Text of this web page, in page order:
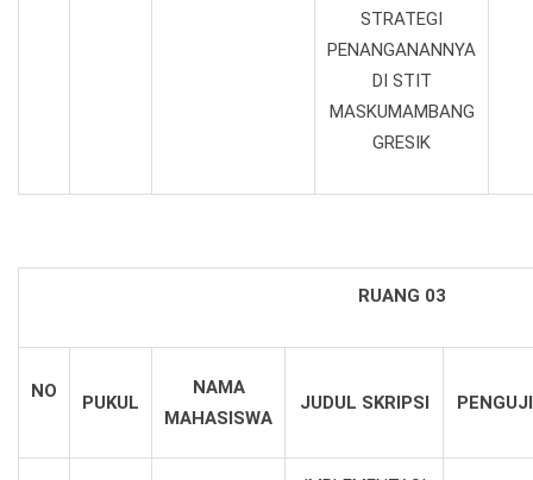
STRATEGI
PENANGANANNYA
DI STIT
MASKUMAMBANG
GRESIK
RUANG 03
NO
PUKUL
NAMA
MAHASISWA
JUDUL SKRIPSI